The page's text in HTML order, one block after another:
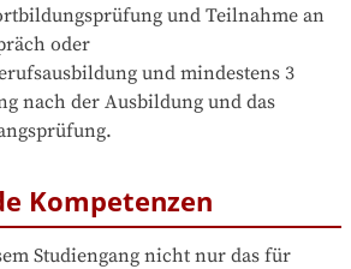
und Teilnahme an
oder
und mindestens 3
nach der Ausbildung und das
Kompetenzen
Studiengang nicht nur das für